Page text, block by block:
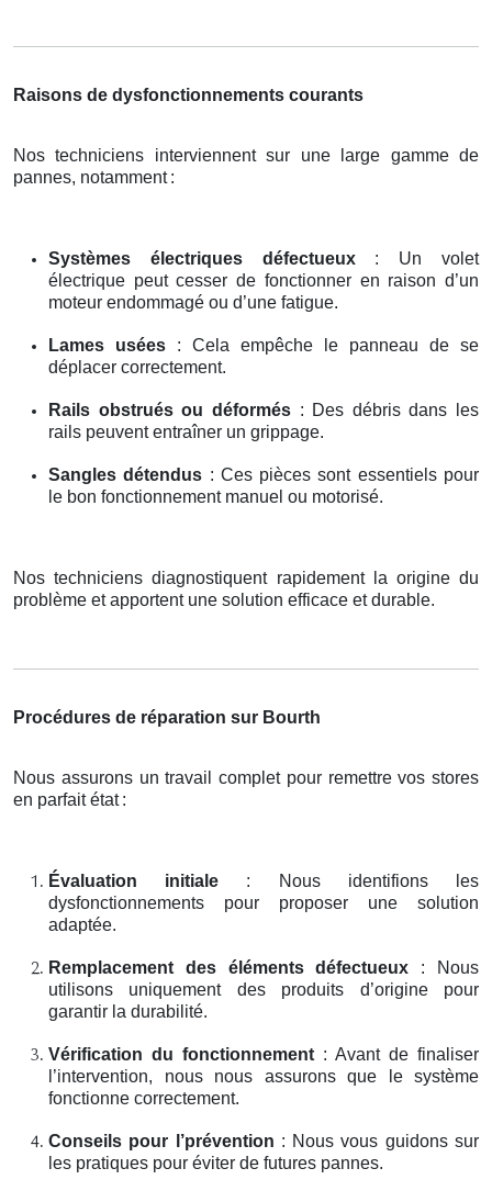
Raisons de dysfonctionnements courants
Nos techniciens interviennent sur une large gamme de
pannes, notamment :
Systèmes électriques défectueux: Un volet
électrique peut cesser de fonctionner en raison d’un
moteur endommagé ou d’une fatigue.
Lames usées : Cela empêche le panneau de se
déplacer correctement.
Rails obstrués ou déformés: Des débris dans les
rails peuvent entraîner un grippage.
Sangles détendus : Ces pièces sont essentiels pour
le bon fonctionnement manuel ou motorisé.
Nos techniciens diagnostiquent rapidement la origine du
problème et apportent une solution efficace et durable.
Procédures de réparation sur Bourth
Nous assurons un travail complet pour remettre vos stores
en parfait état :
Évaluation initiale : Nous identifions les
dysfonctionnements pour proposer une solution
adaptée.
Remplacement des éléments défectueux : Nous
utilisons uniquement des produits d’origine pour
garantir la durabilité.
Vérification du fonctionnement : Avant de finaliser
l’intervention, nous nous assurons que le système
fonctionne correctement.
Conseils pour l’prévention : Nous vous guidons sur
les pratiques pour éviter de futures pannes.